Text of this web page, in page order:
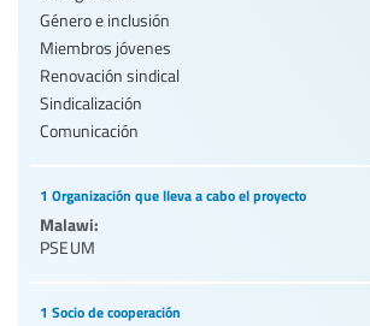
Género e inclusión
Miembros jóvenes
Renovación sindical
Sindicalización
Comunicación
1 Organización que lleva a cabo el proyecto
Malawi:
PSEUM
1 Socio de cooperación